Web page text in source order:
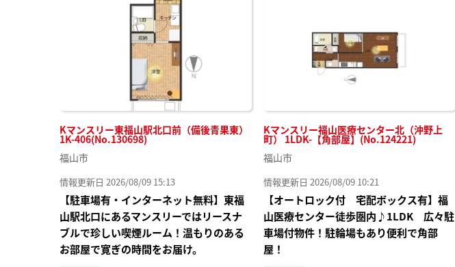
Kマンスリー東福山駅北口前（備後青果東）
1K-406(No.130698)
福山市
情報更新日 2026/08/09 15:13
【駐車場有・インターネット無料】東福
山駅北口にあるマンスリーではリースナ
ブルで珍しい喫煙ルーム！温もりのある
お部屋で寛ぎの時間をお届け。
Kマンスリー福山医療センター北（沖野上
町） 1LDK-【角部屋】(No.124221)
福山市
情報更新日 2026/08/09 10:21
【オートロック付 宅配ボックス有】福
山医療センター徒歩圏内♪1LDK 広々駐
車場付物件！駐輪場もあり便利で角部
屋！